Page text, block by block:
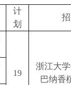
计
划
19
浙江大
巴纳香